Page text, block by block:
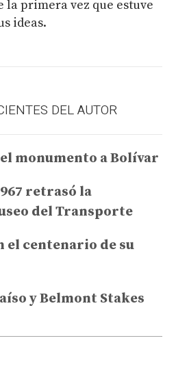
la primera vez que estuve
ideas.
DEL AUTOR
monumento a Bolívar
retrasó la
del Transporte
el centenario de su
y Belmont Stakes